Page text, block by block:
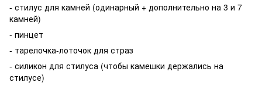
- стилус для камней (одинарный + дополнительно на 3 и 7
камней)
- пинцет
- тарелочка-лоточок для страз
- силикон для стилуса (чтобы камешки держались на
стилусе)